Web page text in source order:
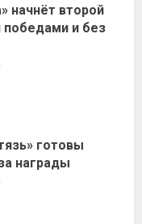
начнёт второй
победами и без
готовы
награды